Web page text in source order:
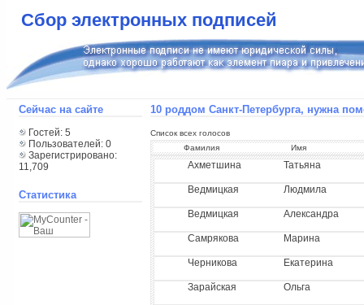
Сбор электронных подписей
Сейчас на сайте
Гостей: 5
Пользователей: 0
Зарегистрировано:
11,709
Статистика
10 роддом Санкт-Петербурга, нужна
Список всех голосов
Фамилия
Имя
Ахметшина Татьяна
Ведмицкая Людмила
Ведмицкая Александра
Самрякова Марина
Черникова Екатерина
Зарайская Ольга